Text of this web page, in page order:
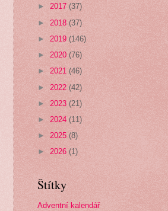
► 2017 (37)
► 2018 (37)
► 2019 (146)
► 2020 (76)
► 2021 (46)
► 2022 (42)
► 2023 (21)
► 2024 (11)
► 2025 (8)
► 2026 (1)
Štítky
Adventní kalendář